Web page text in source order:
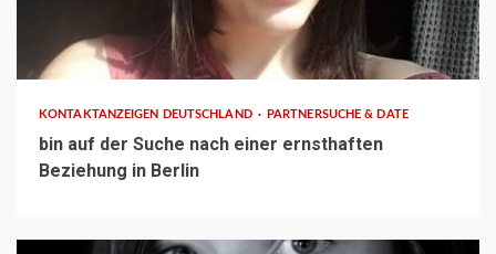
1 min read
KONTAKTANZEIGEN DEUTSCHLAND PARTNERSUCHE & DATE
bin auf der Suche nach einer ernsthaften
Beziehung in Berlin